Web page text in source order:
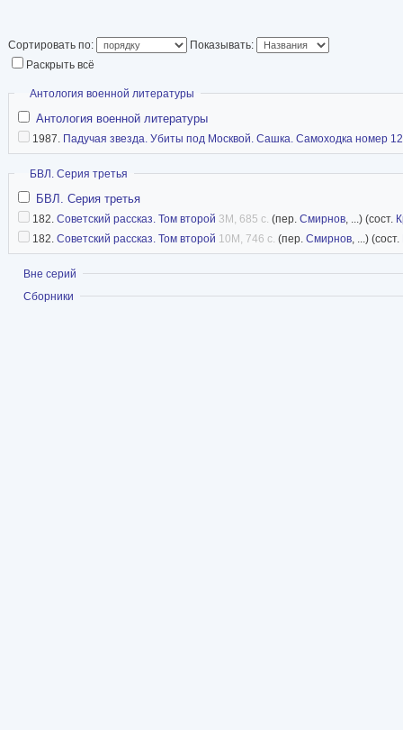
Сортировать по:
Показывать:
Раскрыть всё
Скрыть
Антология военной литературы
Антология военной литературы
1987. Падучая звезда. Убиты под Москвой. Сашка. Самоходка номер
Скрыть
БВЛ. Серия третья
БВЛ. Серия третья
182. Советский рассказ. Том второй 3M, 685 с. (пер. Смирнов, ...) (сост.
182. Советский рассказ. Том второй 10M, 746 с. (пер. Смирнов, ...) (сост.
Показать
Вне серий
Показать
Сборники